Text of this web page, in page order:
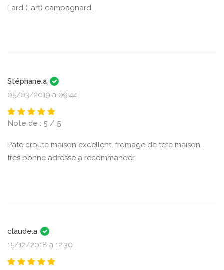
Lard (l'art) campagnard.
Stéphane.a
05/03/2019 à 09:44
Note de : 5 / 5
Pâte croûte maison excellent, fromage de tête maison,
très bonne adresse à recommander.
claude.a
15/12/2018 à 12:30